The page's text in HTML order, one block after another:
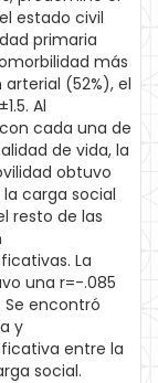
estado civil
primaria
más
(52%), el
Al
cada una de
de vida, la
obtuvo
la carga social
resto de las
La
una r=-.085
Se encontró
y
entre la
social.